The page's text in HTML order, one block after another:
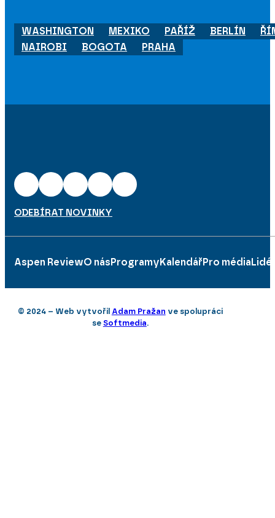
WASHINGTON MEXIKO PAŘÍŽ BERLÍN
NAIROBI
BOGOTA PRAHA
ODEBÍRAT NOVINKY
Aspen ReviewO násProgramyKalendářPro médiaLidé
© 2024 – Web vytvořil Adam Pražan ve spolupráci
se Softmedia.